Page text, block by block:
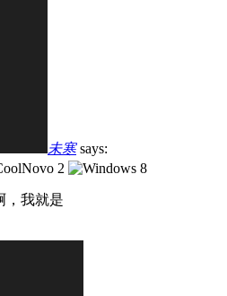
未寒 says:
，我就是